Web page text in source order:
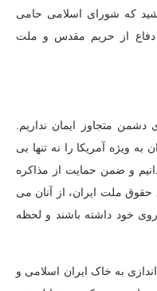
که شورای اسلامی حامی
دفاع از حریم مقدس و ملت
دشمن متجاوز ایمان نداریم.
ویژه آمریکا را نه تنها بی
و ضمن حمایت از مذاکره
ملت ایران، از آنان می
روی خود داشته باشند و لحظه
به خاک ایران اسلامی و